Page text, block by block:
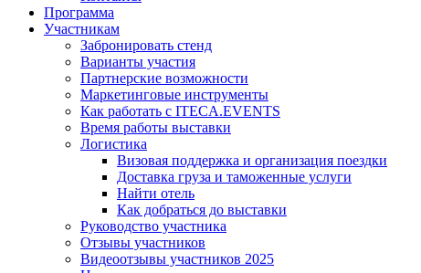
Программа
Участникам
Забронировать стенд
Варианты участия
Партнерские возможности
Маркетинговые инструменты
Как работать с ITECA.EVENTS
Время работы выставки
Логистика
Визовая поддержка и организация поездки
Доставка груза и таможенные услуги
Найти отель
Как добраться до выставки
Руководство участника
Отзывы участников
Видеоотзывы участников 2025